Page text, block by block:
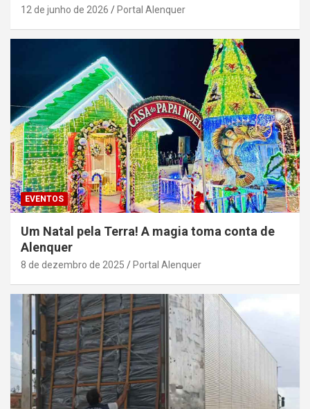
12 de junho de 2026 Portal Alenquer
EVENTOS
Um Natal pela Terra! A magia toma conta de
Alenquer
8 de dezembro de 2025 Portal Alenquer